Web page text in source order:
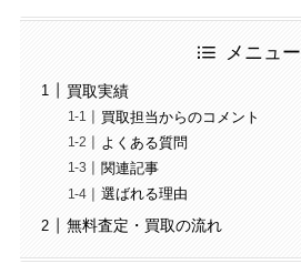
メニュー
買取実績
買取担当からのコメント
よくある質問
関連記事
選ばれる理由
無料査定・買取の流れ